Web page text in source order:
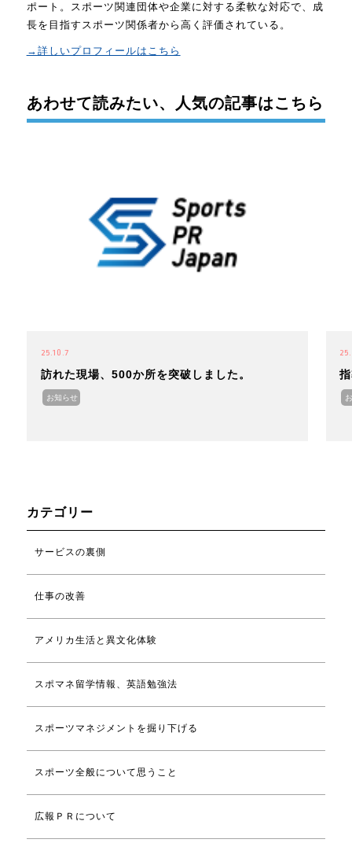
ポート。スポーツ関連団体や企業に対する柔軟な対応で、成
長を目指すスポーツ関係者から高く評価されている。
→詳しいプロフィールはこちら
あわせて読みたい、人気の記事はこちら
25.10.7
訪れた現場、500か所を突破しました。
お知らせ
カテゴリー
サービスの裏側
仕事の改善
アメリカ生活と異文化体験
スポマネ留学情報、英語勉強法
スポーツマネジメントを掘り下げる
スポーツ全般について思うこと
広報ＰＲについて